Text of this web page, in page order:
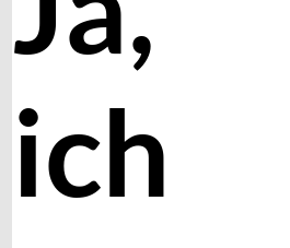
ich